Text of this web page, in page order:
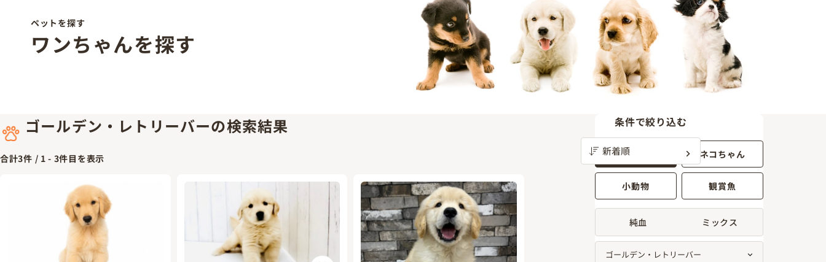
ペットを探す
ワンちゃんを探す
ゴールデン・レトリーバーの検索結果
合計3件 / 1 - 3件目を表示
条件で絞り込む
ワンちゃん ネコちゃん
小動物 観賞魚
純血 ミックス